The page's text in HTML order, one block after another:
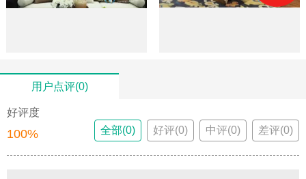
用户点评(0)
好评度
100% 全部(0) 好评(0) 中评(0) 差评(0)